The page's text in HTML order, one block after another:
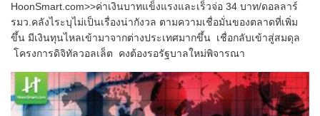
HoonSmart.com>>ค่าเงินบาทแข็งแรงและเร็วจ่อ 34 บาท/ดอลลาร์
รมว.คลังไระบุไม่เป็นเรื่องน่ากังวล ตามความเชื่อมั่นของตลาดที่เพิ่ม
ขึ้น มีเงินทุนไหลเข้ามาจากต่างประเทศมากขึ้น เชื่อกลับเข้าสู่สมดุล
โครงการดิจิทัลวอลเล็ต คงต้องรอรัฐบาลใหม่พิจารณา